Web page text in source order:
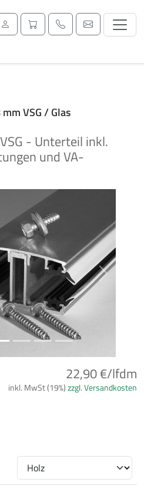
VSG / Glas
- Unterteil inkl.
und VA-
Next
22,90 €/lfdm
inkl. MwSt (19%)zzgl. Versandkosten